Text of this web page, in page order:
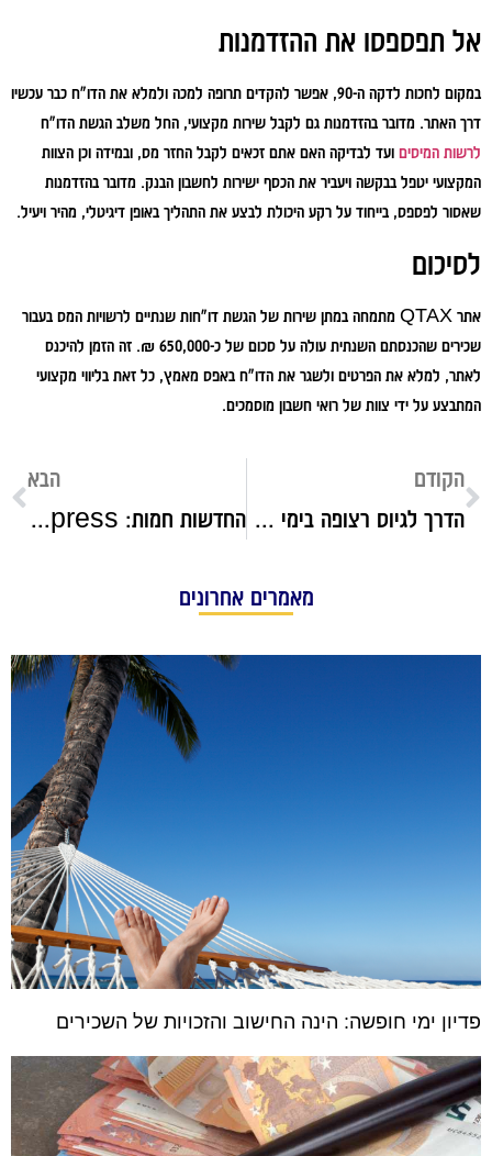
אל תפספסו את ההזדמנות
במקום לחכות לדקה ה-90, אפשר להקדים תרופה למכה ולמלא את הדו"ח כבר עכשיו
דרך האתר. מדובר בהזדמנות גם לקבל שירות מקצועי, החל משלב הגשת הדו"ח
לרשות המיסים ועד לבדיקה האם אתם זכאים לקבל החזר מס, ובמידה וכן הצוות
המקצועי יטפל בבקשה ויעביר את הכסף ישירות לחשבון הבנק. מדובר בהזדמנות
שאסור לפספס, בייחוד על רקע היכולת לבצע את התהליך באופן דיגיטלי, מהיר ויעיל.
לסיכום
אתר QTAX מתמחה במתן שירות של הגשת דו"חות שנתיים לרשויות המס בעבור
שכירים שהכנסתם השנתית עולה על סכום של כ-650,000 ₪. זה הזמן להיכנס
לאתר, למלא את הפרטים ולשגר את הדו"ח באפס מאמץ, כל זאת בליווי מקצועי
המתבצע על ידי צוות של רואי חשבון מוסמכים.
הקודם
הדרך לגיוס רצופה בימי מיון: מה ההבדל בין הצו הראשון ליום המאה?
הבא
החדשות חמות: Platin Express הוא הכוכב הבא בעולם קניות מותגים אונליין!
מאמרים אחרונים
פדיון ימי חופשה: הינה החישוב והזכויות של השכירים